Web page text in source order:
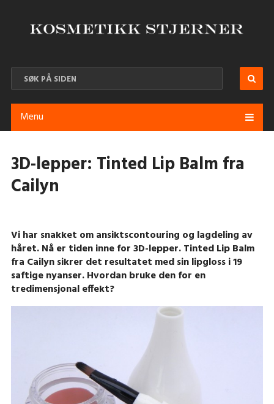
Menu
3D-lepper: Tinted Lip Balm fra
Cailyn
Vi har snakket om ansiktscontouring og lagdeling av
håret. Nå er tiden inne for 3D-lepper. Tinted Lip Balm
fra Cailyn sikrer det resultatet med sin lipgloss i 19
saftige nyanser. Hvordan bruke den for en
tredimensjonal effekt?